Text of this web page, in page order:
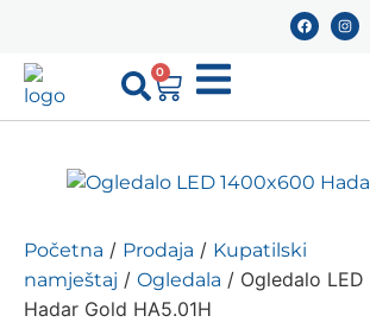
0
Početna / Prodaja / Kupatilski
namještaj / Ogledala / Ogledalo
Hadar Gold HA5.01H